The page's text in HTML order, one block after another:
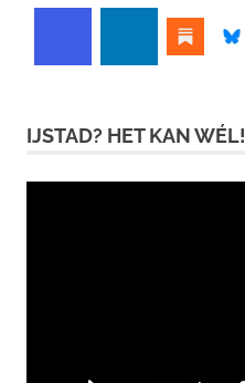
IJSTAD? HET KAN WÉL!